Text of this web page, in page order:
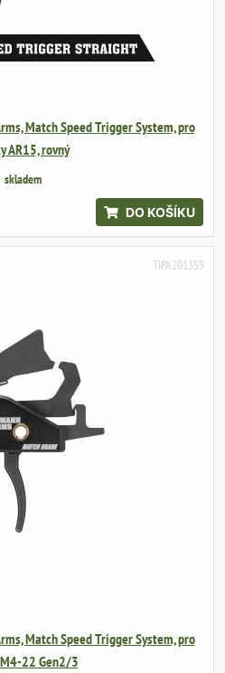
Match Speed Trigger System, pro
AR15, rovný
skladem
DO KOŠÍKU
TIPA201359
Match Speed Trigger System, pro
22 Gen2/3